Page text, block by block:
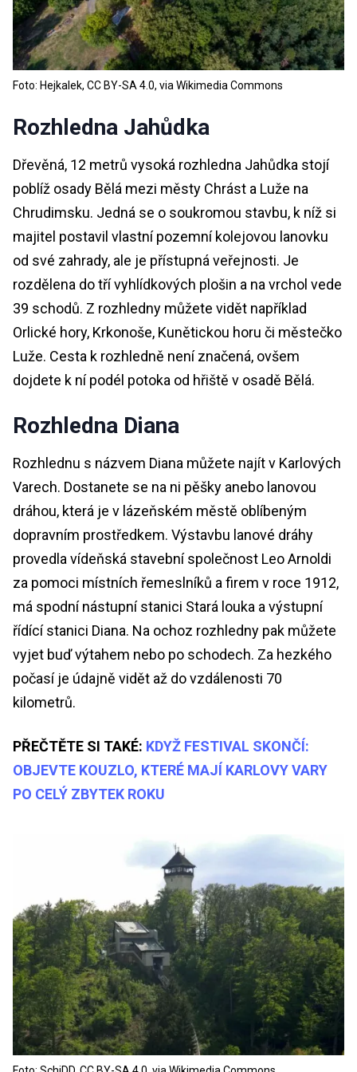
Foto: Hejkalek, CC BY-SA 4.0, via Wikimedia Commons
Rozhledna Jahůdka
Dřevěná, 12 metrů vysoká rozhledna Jahůdka stojí
poblíž osady Bělá mezi městy Chrást a Luže na
Chrudimsku. Jedná se o soukromou stavbu, k níž si
majitel postavil vlastní pozemní kolejovou lanovku
od své zahrady, ale je přístupná veřejnosti. Je
rozdělena do tří vyhlídkových plošin a na vrchol vede
39 schodů. Z rozhledny můžete vidět například
Orlické hory, Krkonoše, Kunětickou horu či městečko
Luže. Cesta k rozhledně není značená, ovšem
dojdete k ní podél potoka od hřiště v osadě Bělá.
Rozhledna Diana
Rozhlednu s názvem Diana můžete najít v Karlových
Varech. Dostanete se na ni pěšky anebo lanovou
dráhou, která je v lázeňském městě oblíbeným
dopravním prostředkem. Výstavbu lanové dráhy
provedla vídeňská stavební společnost Leo Arnoldi
za pomoci místních řemeslníků a firem v roce 1912,
má spodní nástupní stanici Stará louka a výstupní
řídící stanici Diana. Na ochoz rozhledny pak můžete
vyjet buď výtahem nebo po schodech. Za hezkého
počasí je údajně vidět až do vzdálenosti 70
kilometrů.
PŘEČTĚTE SI TAKÉ: KDYŽ FESTIVAL SKONČÍ:
OBJEVTE KOUZLO, KTERÉ MAJÍ KARLOVY VARY
PO CELÝ ZBYTEK ROKU